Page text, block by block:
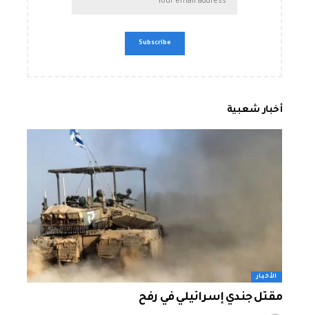
أخبار شعبية
الأخبار
مقتل جندي إسرائيلي في رفح